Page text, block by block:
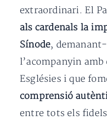
extraordinari. El
als cardenals la
Sínode,
l’acompanyin amb
Esglésies i que
comprensió
entre tots els